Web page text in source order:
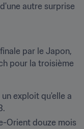
autre surprise
par le Japon,
pour la troisième
exploit qu'elle a
Orient douze mois